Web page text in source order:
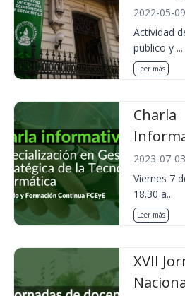
2022-05-
Actividad
publico y ...
Leer más
Charla
2023-07-
Viernes 7
18.30 a...
Leer más
XVII